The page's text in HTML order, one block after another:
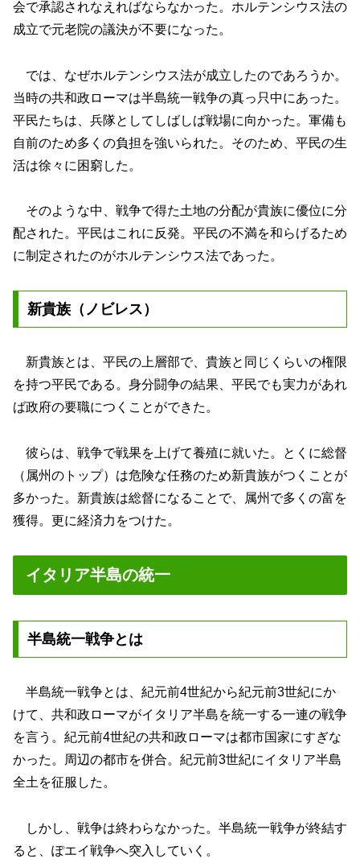
会で承認されなえればならなかった。ホルテンシウス法の
成立で元老院の議決が不要になった。
では、なぜホルテンシウス法が成立したのであろうか。
当時の共和政ローマは半島統一戦争の真っ只中にあった。
平民たちは、兵隊としてしばしば戦場に向かった。軍備も
自前のため多くの負担を強いられた。そのため、平民の生
活は徐々に困窮した。
そのような中、戦争で得た土地の分配が貴族に優位に分
配された。平民はこれに反発。平民の不満を和らげるため
に制定されたのがホルテンシウス法であった。
新貴族（ノビレス）
新貴族とは、平民の上層部で、貴族と同じくらいの権限
を持つ平民である。身分闘争の結果、平民でも実力があれ
ば政府の要職につくことができた。
彼らは、戦争で戦果を上げて養殖に就いた。とくに総督
（属州のトップ）は危険な任務のため新貴族がつくことが
多かった。新貴族は総督になることで、属州で多くの富を
獲得。更に経済力をつけた。
イタリア半島の統一
半島統一戦争とは
半島統一戦争とは、紀元前4世紀から紀元前3世紀にか
けて、共和政ローマがイタリア半島を統一する一連の戦争
を言う。紀元前4世紀の共和政ローマは都市国家にすぎな
かった。周辺の都市を併合。紀元前3世紀にイタリア半島
全土を征服した。
しかし、戦争は終わらなかった。半島統一戦争が終結す
ると、ぽエイ戦争へ突入していく。